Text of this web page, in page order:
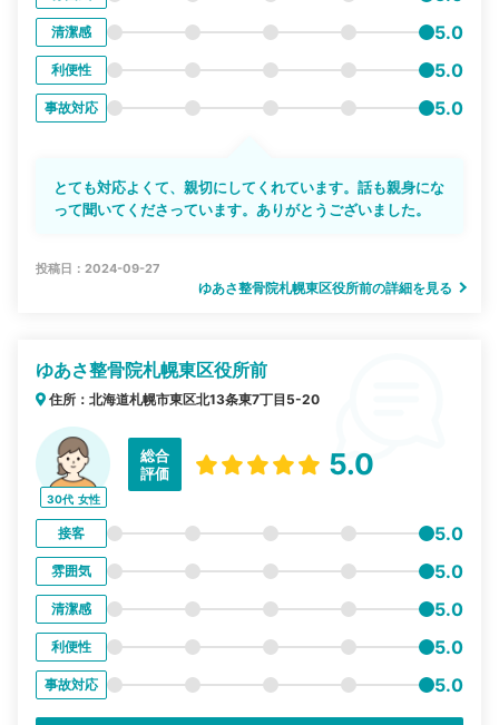
清潔感 5.0
利便性 5.0
事故対応 5.0
とても対応よくて、親切にしてくれています。話も親身にな
って聞いてくださっています。ありがとうございました。
投稿日：2024-09-27
ゆあさ整骨院札幌東区役所前の詳細を見る
ゆあさ整骨院札幌東区役所前
住所：北海道札幌市東区北13条東7丁目5-20
30代 女性
総合
評価
5.0
接客 5.0
雰囲気 5.0
清潔感 5.0
利便性 5.0
事故対応 5.0